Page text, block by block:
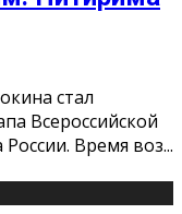
стал
Всероссийской
Время воз...